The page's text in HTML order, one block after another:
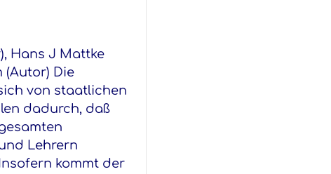
Hans J Mattke
(Autor) Die
von staatlichen
dadurch, daß
Lehrern
kommt der